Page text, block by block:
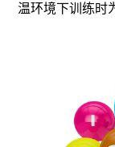
温环境下训练时